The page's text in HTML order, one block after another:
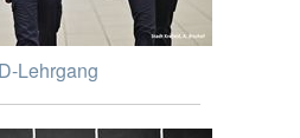
Lehrgang